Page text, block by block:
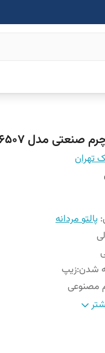
صنعتی مدل 6507
تهران
: پالتو مردانه
شدن:زیپ
مصنوعی